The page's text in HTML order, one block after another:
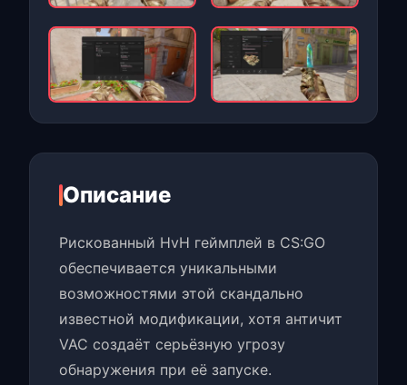
Описание
Рискованный HvH геймплей в CS:GO
обеспечивается уникальными
возможностями этой скандально
известной модификации, хотя античит
VAC создаёт серьёзную угрозу
обнаружения при её запуске.